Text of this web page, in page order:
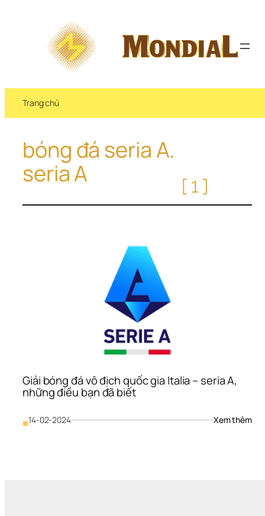
Trang chủ
bóng đá seria A.
seria A
[1]
Giải bóng đá vô địch quốc gia Italia – seria A,
những điều bạn đã biết
■14-02-2024 Xem thêm: